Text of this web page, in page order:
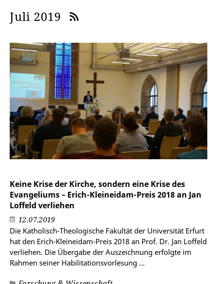
Juli 2019
Keine Krise der Kirche, sondern eine Krise des
Evangeliums – Erich-Kleineidam-Preis 2018 an Jan
Loffeld verliehen
12.07.2019
Die Katholisch-Theologische Fakultät der Universität Erfurt
hat den Erich-Kleineidam-Preis 2018 an Prof. Dr. Jan Loffeld
verliehen. Die Übergabe der Auszeichnung erfolgte im
Rahmen seiner Habilitationsvorlesung ...